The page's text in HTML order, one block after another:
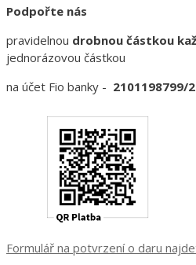
Podpořte nás
pravidelnou drobnou částkou
jednorázovou částkou
na účet Fio banky - 2101198799/
Formulář na potvrzení o daru